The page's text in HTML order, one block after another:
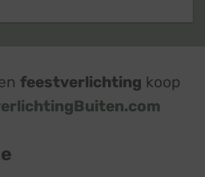
feestverlichting koop